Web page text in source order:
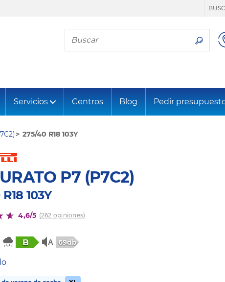
Busca tu neumático
Servicios Centros Blog Pedir
275/40 R18 103Y
P7 (P7C2)
103Y
4,6/5 (262 opiniones)
B 69db